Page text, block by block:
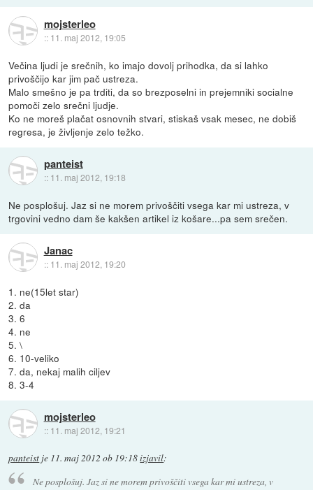
mojsterleo
:: 11. maj 2012, 19:05
Večina ljudi je srečnih, ko imajo dovolj prihodka, da si lahko
privoščijo kar jim pač ustreza.
Malo smešno je pa trditi, da so brezposelni in prejemniki socialne
pomoči zelo srečni ljudje.
Ko ne moreš plačat osnovnih stvari, stiskaš vsak mesec, ne dobiš
regresa, je življenje zelo težko.
panteist
:: 11. maj 2012, 19:18
Ne posplošuj. Jaz si ne morem privoščiti vsega kar mi ustreza, v
trgovini vedno dam še kakšen artikel iz košare...pa sem srečen.
Janac
:: 11. maj 2012, 19:20
1. ne(15let star)
2. da
3. 6
4. ne
5. \
6. 10-veliko
7. da, nekaj malih ciljev
8. 3-4
mojsterleo
:: 11. maj 2012, 19:21
panteist je 11. maj 2012 ob 19:18izjavil:
Ne posplošuj. Jaz si ne morem privoščiti vsega kar mi ustreza, v